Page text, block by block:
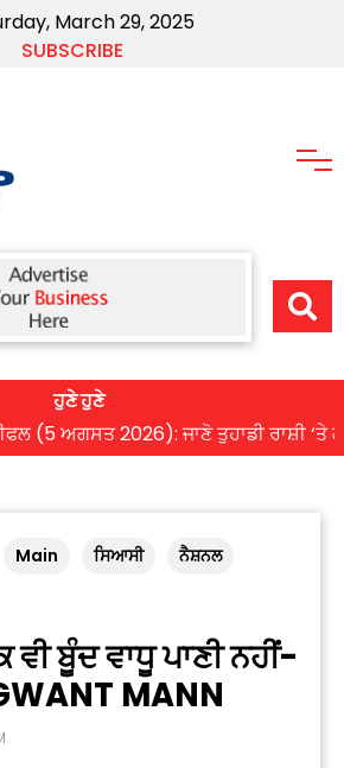
March 29, 2025
SUBSCRIBE
ਹੁਣੇ ਹੁਣੇ
ਅਗਸਤ 2026): ਜਾਣੋ ਤੁਹਾਡੀ ਰਾਸ਼ੀ ‘ਤੇ
Main ਸਿਆਸੀ ਨੈਸ਼ਨਲ
ਬੂੰਦ ਵਾਧੂ ਪਾਣੀ ਨਹੀਂ-
MANN